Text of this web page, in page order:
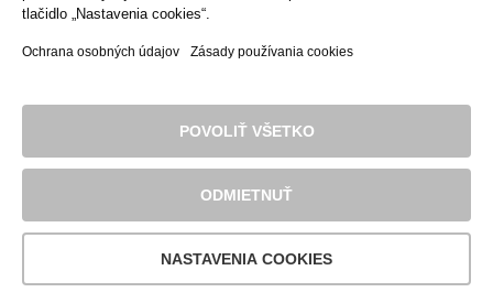
tlačidlo „Nastavenia cookies“.
Ochrana osobných údajov Zásady používania cookies
NASTAVENIA COOKIES
ODMIETNUŤ
POVOLIŤ VŠETKO
Zásady používania cookies
© 2016 Dopravný podnik mesta Košice, akciová spoločnosť. Všetky
práva sú vyhradené.